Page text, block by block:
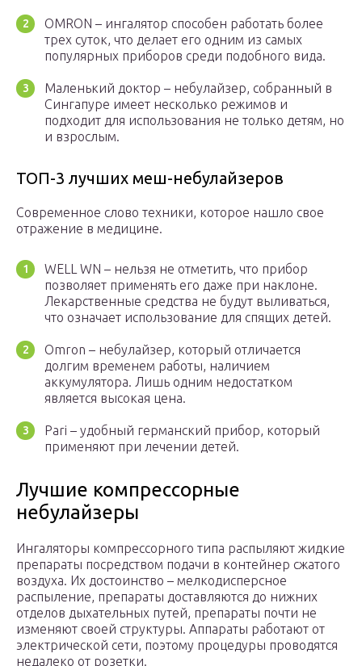
OMRON – ингалятор способен работать более
трех суток, что делает его одним из самых
популярных приборов среди подобного вида.
Маленький доктор – небулайзер, собранный в
Сингапуре имеет несколько режимов и
подходит для использования не только детям, но
и взрослым.
ТОП-3 лучших меш-небулайзеров
Современное слово техники, которое нашло свое
отражение в медицине.
WELL WN – нельзя не отметить, что прибор
позволяет применять его даже при наклоне.
Лекарственные средства не будут выливаться,
что означает использование для спящих детей.
Omron – небулайзер, который отличается
долгим временем работы, наличием
аккумулятора. Лишь одним недостатком
является высокая цена.
Pari – удобный германский прибор, который
применяют при лечении детей.
Лучшие компрессорные
небулайзеры
Ингаляторы компрессорного типа распыляют жидкие
препараты посредством подачи в контейнер сжатого
воздуха. Их достоинство – мелкодисперсное
распыление, препараты доставляются до нижних
отделов дыхательных путей, препараты почти не
изменяют своей структуры. Аппараты работают от
электрической сети, поэтому процедуры проводятся
недалеко от розетки.